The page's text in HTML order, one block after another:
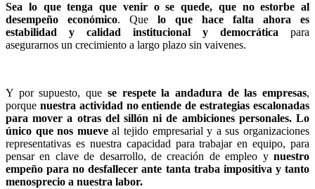
Sea lo que tenga que venir o se quede, que no estorbe al
desempeño económico. Que lo que hace falta ahora es
estabilidad y calidad institucional y democrática para
asegurarnos un crecimiento a largo plazo sin vaivenes.
Y por supuesto, que se respete la andadura de las empresas,
porque nuestra actividad no entiende de estrategias escalonadas
para mover a otras del sillón ni de ambiciones personales. Lo
único que nos mueveal tejido empresarial y a sus organizaciones
representativas es nuestra capacidad para trabajar en equipo, para
pensar en clave de desarrollo, de creación de empleo y nuestro
empeño para no desfallecer ante tanta traba impositiva y tanto
menosprecio a nuestra labor.